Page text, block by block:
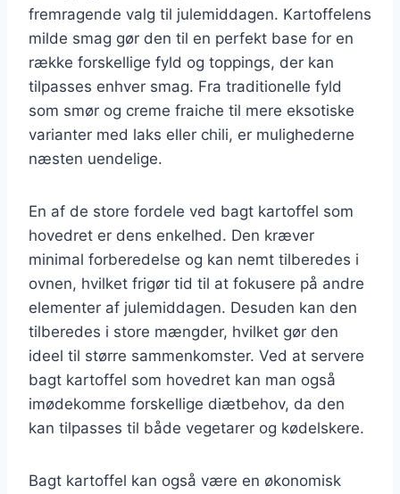
fremragende valg til julemiddagen. Kartoffelens
milde smag gør den til en perfekt base for en
række forskellige fyld og toppings, der kan
tilpasses enhver smag. Fra traditionelle fyld
som smør og creme fraiche til mere eksotiske
varianter med laks eller chili, er mulighederne
næsten uendelige.
En af de store fordele ved bagt kartoffel som
hovedret er dens enkelhed. Den kræver
minimal forberedelse og kan nemt tilberedes i
ovnen, hvilket frigør tid til at fokusere på andre
elementer af julemiddagen. Desuden kan den
tilberedes i store mængder, hvilket gør den
ideel til større sammenkomster. Ved at servere
bagt kartoffel som hovedret kan man også
imødekomme forskellige diætbehov, da den
kan tilpasses til både vegetarer og kødelskere.
Bagt kartoffel kan også være en økonomisk